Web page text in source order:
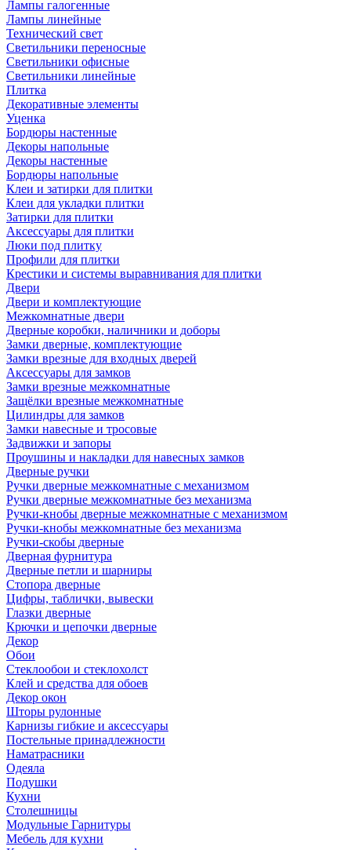
Лампы галогенные
Лампы линейные
Технический свет
Светильники переносные
Светильники офисные
Светильники линейные
Плитка
Декоративные элементы
Уценка
Бордюры настенные
Декоры напольные
Декоры настенные
Бордюры напольные
Клеи и затирки для плитки
Клеи для укладки плитки
Затирки для плитки
Аксессуары для плитки
Люки под плитку
Профили для плитки
Крестики и системы выравнивания для плитки
Двери
Двери и комплектующие
Межкомнатные двери
Дверные коробки, наличники и доборы
Замки дверные, комплектующие
Замки врезные для входных дверей
Аксессуары для замков
Замки врезные межкомнатные
Защёлки врезные межкомнатные
Цилиндры для замков
Замки навесные и тросовые
Задвижки и запоры
Проушины и накладки для навесных замков
Дверные ручки
Ручки дверные межкомнатные с механизмом
Ручки дверные межкомнатные без механизма
Ручки-кнобы дверные межкомнатные с механизмом
Ручки-кнобы межкомнатные без механизма
Ручки-скобы дверные
Дверная фурнитура
Дверные петли и шарниры
Стопора дверные
Цифры, таблички, вывески
Глазки дверные
Крючки и цепочки дверные
Декор
Обои
Стеклообои и стеклохолст
Клей и средства для обоев
Декор окон
Шторы рулонные
Карнизы гибкие и аксессуары
Постельные принадлежности
Наматрасники
Одеяла
Подушки
Кухни
Столешницы
Модульные Гарнитуры
Мебель для кухни